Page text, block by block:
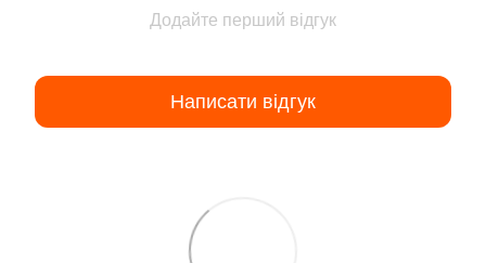
Додайте перший відгук
Написати відгук